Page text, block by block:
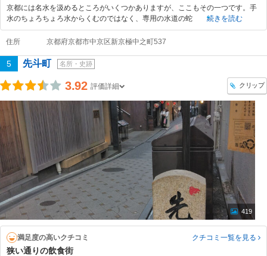
京都には名水を汲めるところがいくつかありますが、ここもその一つです。手
水のちょろちょろ水からくむのではなく、専用の水道の蛇
続きを読む
住所 京都府京都市中京区新京極中之町537
5 先斗町 名所・史跡
3.92 評価詳細 クリップ
419
満足度の高いクチコミ クチコミ一覧を見る
狭い通りの飲食街